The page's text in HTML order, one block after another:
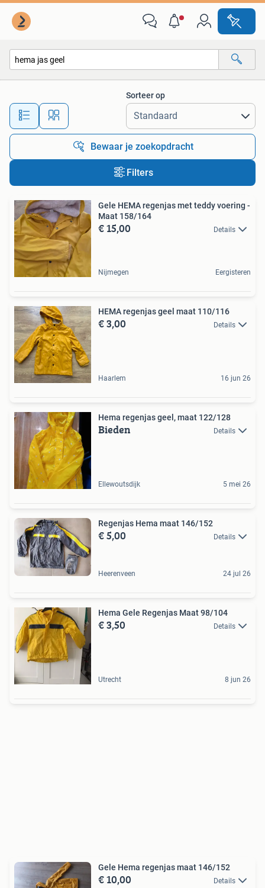
Alle afstanden…
Sorteer op
Bewaar je zoekopdracht
Filters
Gele HEMA regenjas met teddy voering -
Maat 158/164
€ 15,00 Details
Nijmegen Eergisteren
HEMA regenjas geel maat 110/116
€ 3,00 Details
Haarlem 16 jun 26
Hema regenjas geel, maat 122/128
Bieden Details
Ellewoutsdijk 5 mei 26
Regenjas Hema maat 146/152
€ 5,00 Details
Heerenveen 24 jul 26
Hema Gele Regenjas Maat 98/104
€ 3,50 Details
Utrecht 8 jun 26
Gele Hema regenjas maat 146/152
€ 10,00 Details